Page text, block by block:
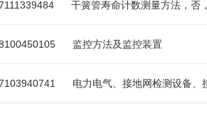
干簧管寿命计数测量方法，否
监控方法及监控装置